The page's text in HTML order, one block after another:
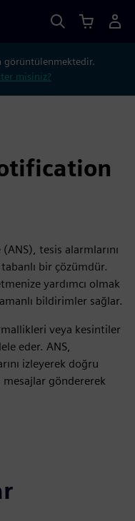
görüntülenmektedir.
misiniz?
tesis alarmlarını
bir çözümdür.
yardımcı olmak
bildirimler sağlar.
veya kesintiler
eder. ANS,
izleyerek doğru
göndererek